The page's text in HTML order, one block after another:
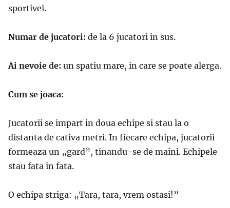
sportivei.
Numar de jucatori: de la 6 jucatori in sus.
Ai nevoie de: un spatiu mare, in care se poate alerga.
Cum se joaca:
Jucatorii se impart in doua echipe si stau la o
distanta de cativa metri. In fiecare echipa, jucatorii
formeaza un „gard”, tinandu-se de maini. Echipele
stau fata in fata.
O echipa striga: „Tara, tara, vrem ostasi!”